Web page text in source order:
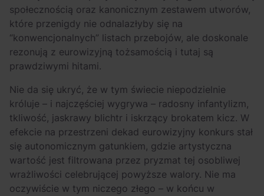
społecznością oraz kanonicznym zestawem utworów,
które przenigdy nie odnalazłyby się na
“konwencjonalnych” listach przebojów, ale doskonale
rezonują z eurowizyjną tożsamością i tutaj są
prawdziwymi hitami.
Nie da się ukryć, że w tym świecie niepodzielnie
króluje – i najczęściej wygrywa – radosny infantylizm,
tkliwość, jaskrawy blichtr i iskrzący brokatem kicz. W
efekcie na przestrzeni dekad eurowizyjny konkurs stał
się autonomicznym gatunkiem, gdzie artystyczna
wartość jest filtrowana przez pryzmat tej osobliwej
wrażliwości celebrującej powyższe walory. Nie ma
oczywiście w tym niczego złego – w końcu w